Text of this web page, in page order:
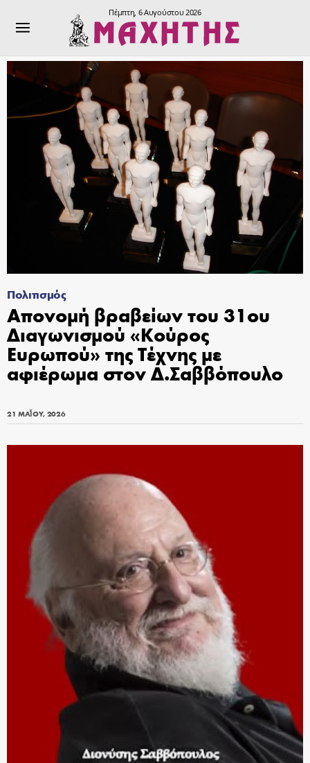
Πέμπτη, 6 Αυγούστου 2026
Πολιτισμός
Απονομή βραβείων του 31ου
Διαγωνισμού «Κούρος
Ευρωπού» της Τέχνης με
αφιέρωμα στον Δ.Σαββόπουλο
21 ΜΑΪ́ΟΥ, 2026